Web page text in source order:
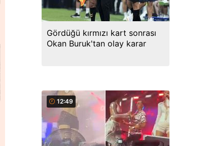
Gördüğü kırmızı kart sonrası
Okan Buruk'tan olay karar
12:49